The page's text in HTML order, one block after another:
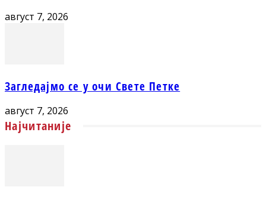
август 7, 2026
Загледајмо се у очи Свете Петке
август 7, 2026
Најчитаније